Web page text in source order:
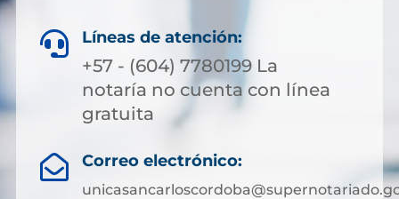
 Líneas de atención:
+57 - (604) 7780199 La
notaría no cuenta con línea
gratuita
 Correo electrónico: